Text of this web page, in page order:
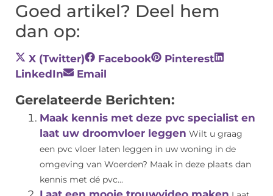
Goed artikel? Deel hem
dan op:
X (Twitter) Facebook
Pinterest
LinkedIn
Email
Gerelateerde Berichten:
Maak kennis met deze pvc specialist en
laat uw droomvloer leggen Wilt u graag
een pvc vloer laten leggen in uw woning in de
omgeving van Woerden? Maak in deze plaats dan
kennis met dé pvc...